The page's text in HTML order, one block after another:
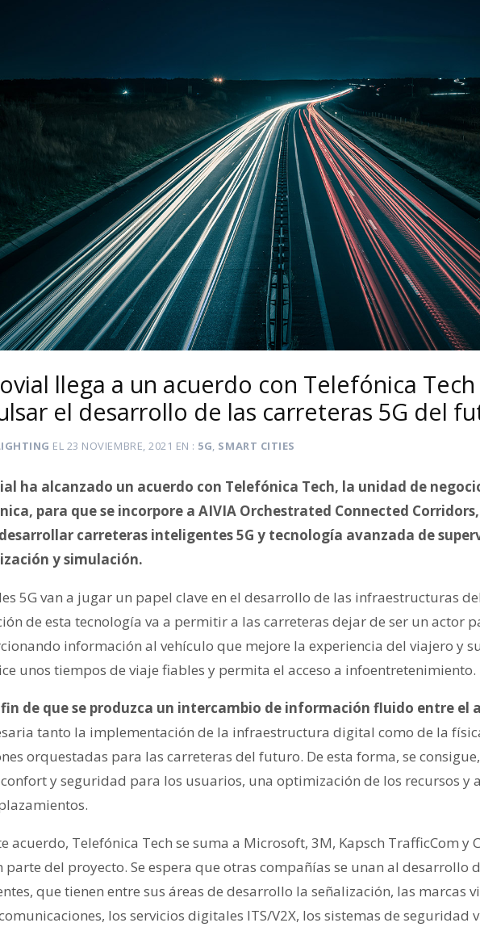
llega a un acuerdo con Telefónica
el desarrollo de las carreteras 5G del
EL 23 NOVIEMBRE, 2021 EN 5G, SMART CITIES
ha alcanzado un acuerdo con Telefónica Tech, la unidad de
para que se incorpore a AIVIA Orchestrated Connected
carreteras inteligentes 5G y tecnología avanzada de
y simulación.
5G van a jugar un papel clave en el desarrollo de las infraestructuras
de esta tecnología va a permitir a las carreteras dejar de ser un actor
información al vehículo que mejore la experiencia del viajero y
unos tiempos de viaje fiables y permita el acceso a infoentretenimiento.
fin de que se produzca un intercambio de información fluido entre el
tanto la implementación de la infraestructura digital como de la
orquestadas para las carreteras del futuro. De esta forma, se
y seguridad para los usuarios, una optimización de los recursos y
acuerdo, Telefónica Tech se suma a Microsoft, 3M, Kapsch TrafficCom y
parte del proyecto. Se espera que otras compañías se unan al desarrollo
que tienen entre sus áreas de desarrollo la señalización, las marcas
los servicios digitales ITS/V2X, los sistemas de seguridad